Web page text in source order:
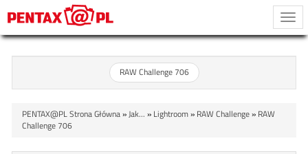
RAW Challenge 706
PENTAX@PL Strona Główna»Jak... » Lightroom» RAW Challenge» RAW
Challenge 706